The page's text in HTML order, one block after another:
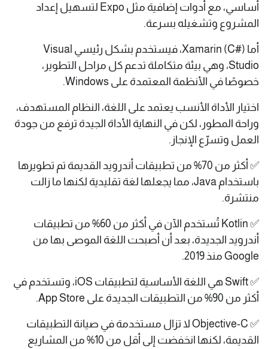
أساسي، مع أدوات إضافية مثل Expo لتسهيل إعداد
المشروع وتشغيله بسرعة.
أما Xamarin (C#)، فيستخدم بشكل رئيسي Visual
Studio، وهي بيئة متكاملة تدعم كل مراحل التطوير،
خصوصًا في الأنظمة المعتمدة على Windows.
اختيار الأداة الأنسب يعتمد على اللغة، النظام المستهدف،
وراحة المطور، لكن في النهاية الأداة الجيدة ترفع من جودة
العمل وتسرّع الإنجاز.
✅ أكثر من 70% من تطبيقات أندرويد القديمة تم تطويرها
باستخدام Java، مما يجعلها لغة تقليدية لكنها ما زالت
منتشرة.
✅ Kotlin تُستخدم الآن في أكثر من 60% من تطبيقات
أندرويد الجديدة، بعد أن أصبحت اللغة الموصى بها من
Google منذ 2019.
✅ Swift هي اللغة الأساسية لتطبيقات iOS، وتستخدم في
أكثر من 90% من التطبيقات الجديدة على App Store.
✅ Objective-C لا تزال مستخدمة في صيانة التطبيقات
القديمة، لكنها انخفضت إلى أقل من 10% من المشاريع